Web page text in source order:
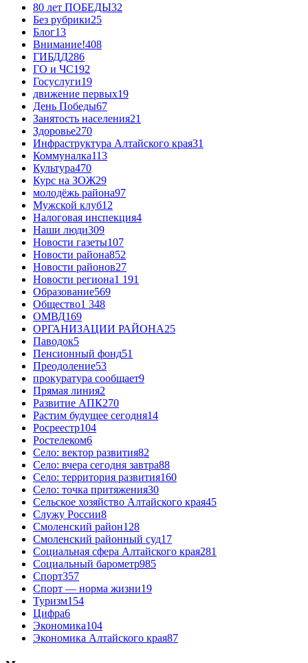
80 лет ПОБЕДЫ32
Без рубрики25
Блог13
Внимание!408
ГИБДД286
ГО и ЧС192
Госуслуги19
движение первых19
День Победы67
Занятость населения21
Здоровье270
Инфраструктура Алтайского края31
Коммуналка113
Культура470
Курс на ЗОЖ29
молодёжь района97
Мужской клуб12
Налоговая инспекция4
Наши люди309
Новости газеты107
Новости района852
Новости районов27
Новости региона1 191
Образование569
Общество1 348
ОМВД169
ОРГАНИЗАЦИИ РАЙОНА25
Паводок5
Пенсионный фонд51
Преодоление53
прокуратура сообщает9
Прямая линия2
Развитие АПК270
Растим будущее сегодня14
Росреестр104
Ростелеком6
Село: вектор развития82
Село: вчера сегодня завтра88
Село: территория развития160
Село: точка притяжения30
Сельское хозяйство Алтайского края45
Служу России8
Смоленский район128
Смоленский районный суд17
Социальная сфера Алтайского края281
Социальный барометр985
Спорт357
Спорт — норма жизни19
Туризм154
Цифра6
Экономика104
Экономика Алтайского края87